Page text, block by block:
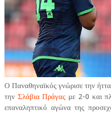
Ο Παναθηναϊκός γνώρισε την
την Σλάβια Πράγας με 2-0 και
επαναληπτικό αγώνα της